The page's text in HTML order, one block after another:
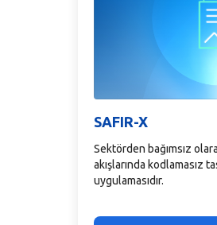
SAFIR-X
Sektörden bağımsız
akışlarında kodlamasız
uygulamasıdır.